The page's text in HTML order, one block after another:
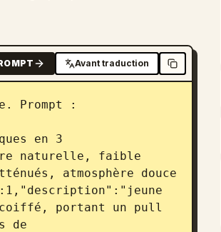
Avant traduction
Prompt :
en 3
naturelle, faible
atmosphère douce
portant un pull
de